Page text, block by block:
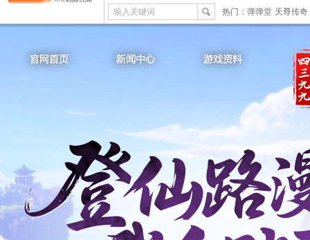
输入关键词 热门： 弹弹堂 天尊传奇